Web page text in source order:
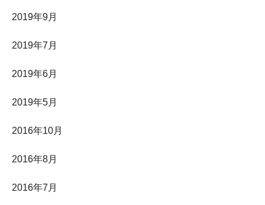
2019年9月
2019年7月
2019年6月
2019年5月
2016年10月
2016年8月
2016年7月